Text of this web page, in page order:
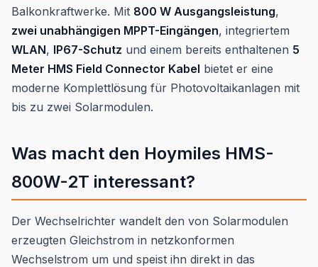
Balkonkraftwerke. Mit 800 W Ausgangsleistung,
zwei unabhängigen MPPT-Eingängen, integriertem
WLAN, IP67-Schutz und einem bereits enthaltenen 5
Meter HMS Field Connector Kabel bietet er eine
moderne Komplettlösung für Photovoltaikanlagen mit
bis zu zwei Solarmodulen.
Was macht den Hoymiles HMS-
800W-2T interessant?
Der Wechselrichter wandelt den von Solarmodulen
erzeugten Gleichstrom in netzkonformen
Wechselstrom um und speist ihn direkt in das